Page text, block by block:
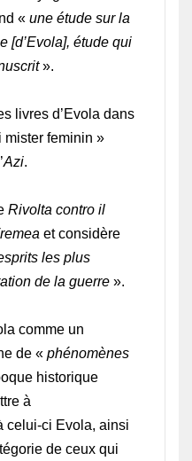
« une étude sur la
[d’Evola], étude qui
».
livres d’Evola dans
mister feminin »
Azi.
Rivolta contro il
et considère
les plus
de la guerre ».
comme un
de « phénomènes
historique
à
celui-ci Evola, ainsi
de ceux qui